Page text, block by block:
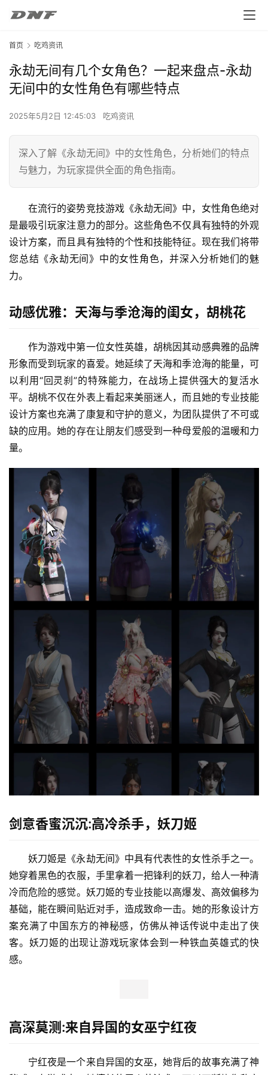
首页 吃鸡资讯
永劫无间有几个女角色？一起来盘点-永劫
无间中的女性角色有哪些特点
2025年5月2日 12:45:03 吃鸡资讯
深入了解《永劫无间》中的女性角色，分析她们的特点
与魅力，为玩家提供全面的角色指南。
在流行的姿势竞技游戏《永劫无间》中，女性角色绝对
是最吸引玩家注意力的部分。这些角色不仅具有独特的外观
设计方案，而且具有独特的个性和技能特征。现在我们将带
您总结《永劫无间》中的女性角色，并深入分析她们的魅
力。
动感优雅：天海与季沧海的闺女，胡桃花
作为游戏中第一位女性英雄，胡桃因其动感典雅的品牌
形象而受到玩家的喜爱。她延续了天海和季沧海的能量，可
以利用“回灵刹”的特殊能力，在战场上提供强大的复活水
平。胡桃不仅在外表上看起来美丽迷人，而且她的专业技能
设计方案也充满了康复和守护的意义，为团队提供了不可或
缺的应用。她的存在让朋友们感受到一种母爱般的温暖和力
量。
剑意香蜜沉沉:高冷杀手，妖刀姬
妖刀姬是《永劫无间》中具有代表性的女性杀手之一。
她穿着黑色的衣服，手里拿着一把锋利的妖刀，给人一种清
冷而危险的感觉。妖刀姬的专业技能以高爆发、高效偏移为
基础，能在瞬间贴近对手，造成致命一击。她的形象设计方
案充满了中国东方的神秘感，仿佛从神话传说中走出了侠
客。妖刀姬的出现让游戏玩家体会到一种铁血英雄式的快
感。
高深莫测:来自异国的女巫宁红夜
宁红夜是一个来自异国的女巫，她背后的故事充满了神